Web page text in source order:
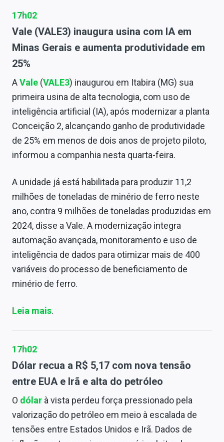
17h02
Vale (VALE3) inaugura usina com IA em
Minas Gerais e aumenta produtividade em
25%
AVale (VALE3) inaugurou em Itabira (MG) sua
primeira usina de alta tecnologia, com uso de
inteligência artificial (IA), após modernizar a planta
Conceição 2, alcançando ganho de produtividade
de 25% em menos de dois anos de projeto piloto,
informou a companhia nesta quarta-feira.
A unidade já está habilitada para produzir 11,2
milhões de toneladas de minério de ferro neste
ano, contra 9 milhões de toneladas produzidas em
2024, disse a Vale. A modernização integra
automação avançada, monitoramento e uso de
inteligência de dados para otimizar mais de 400
variáveis do processo de beneficiamento de
minério de ferro.
Leia mais.
17h02
Dólar recua a R$ 5,17 com nova tensão
entre EUA e Irã e alta do petróleo
O dólar à vista perdeu força pressionado pela
valorização do petróleo em meio à escalada de
tensões entre Estados Unidos e Irã. Dados de